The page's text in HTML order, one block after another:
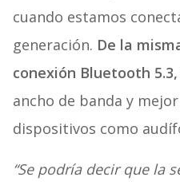
cuando estamos
generación. De la
conexión Bluetooth 5.3,
ancho de banda y
dispositivos como
“Se podría decir que la